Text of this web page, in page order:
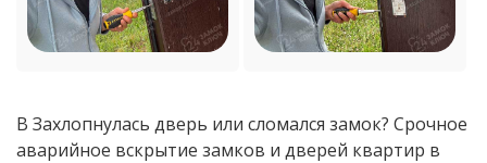
В Захлопнулась дверь или сломался замок? Срочное
аварийное вскрытие замков и дверей квартир в